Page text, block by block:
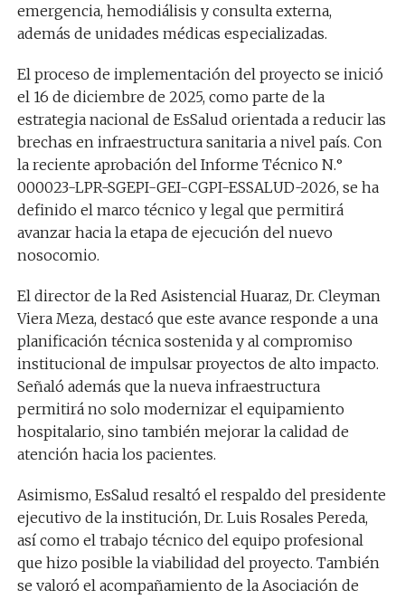
emergencia, hemodiálisis y consulta externa,
además de unidades médicas especializadas.
El proceso de implementación del proyecto se inició
el 16 de diciembre de 2025, como parte de la
estrategia nacional de EsSalud orientada a reducir las
brechas en infraestructura sanitaria a nivel país. Con
la reciente aprobación del Informe Técnico N.°
000023-LPR-SGEPI-GEI-CGPI-ESSALUD-2026, se ha
definido el marco técnico y legal que permitirá
avanzar hacia la etapa de ejecución del nuevo
nosocomio.
El director de la Red Asistencial Huaraz, Dr. Cleyman
Viera Meza, destacó que este avance responde a una
planificación técnica sostenida y al compromiso
institucional de impulsar proyectos de alto impacto.
Señaló además que la nueva infraestructura
permitirá no solo modernizar el equipamiento
hospitalario, sino también mejorar la calidad de
atención hacia los pacientes.
Asimismo, EsSalud resaltó el respaldo del presidente
ejecutivo de la institución, Dr. Luis Rosales Pereda,
así como el trabajo técnico del equipo profesional
que hizo posible la viabilidad del proyecto. También
se valoró el acompañamiento de la Asociación de